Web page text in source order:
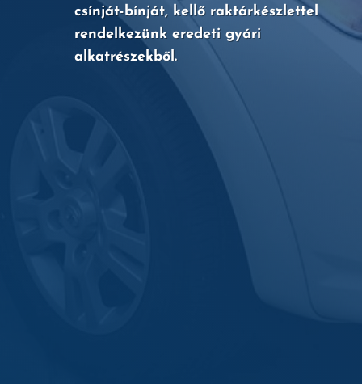
csínját-bínját, kellő raktárkészlettel
rendelkezünk eredeti gyári
alkatrészekből.